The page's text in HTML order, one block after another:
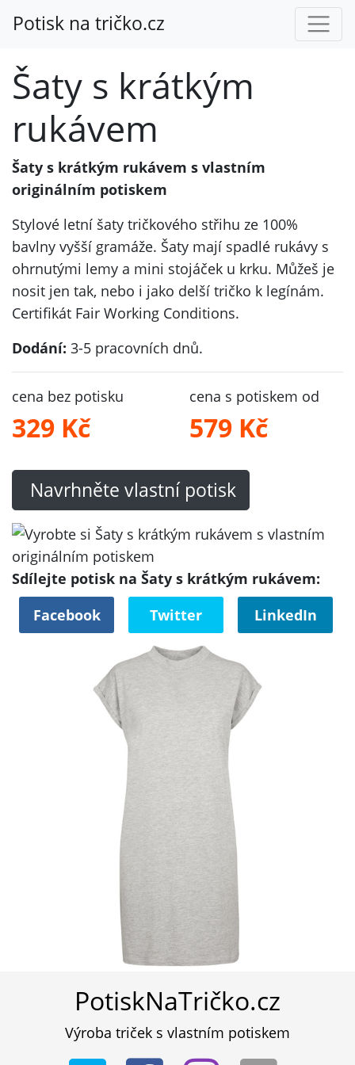
Potisk na tričko.cz
Šaty s krátkým
rukávem
Šaty s krátkým rukávem s vlastním
originálním potiskem
Stylové letní šaty tričkového střihu ze 100%
bavlny vyšší gramáže. Šaty mají spadlé rukávy s
ohrnutými lemy a mini stojáček u krku. Můžeš je
nosit jen tak, nebo i jako delší tričko k legínám.
Certifikát Fair Working Conditions.
Dodání: 3-5 pracovních dnů.
cena bez potisku
329 Kč
cena s potiskem od
579 Kč
Navrhněte vlastní potisk
Sdílejte potisk na Šaty s krátkým rukávem:
Facebook
Twitter LinkedIn
PotiskNaTričko.cz
Výroba triček s vlastním potiskem